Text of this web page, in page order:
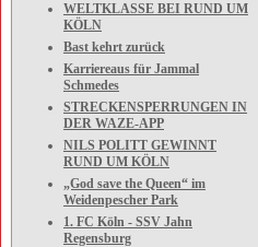
WELTKLASSE BEI RUND UM
KÖLN
Bast kehrt zurück
Karriereaus für Jammal
Schmedes
STRECKENSPERRUNGEN IN
DER WAZE-APP
NILS POLITT GEWINNT
RUND UM KÖLN
„God save the Queen“ im
Weidenpescher Park
1. FC Köln - SSV Jahn
Regensburg